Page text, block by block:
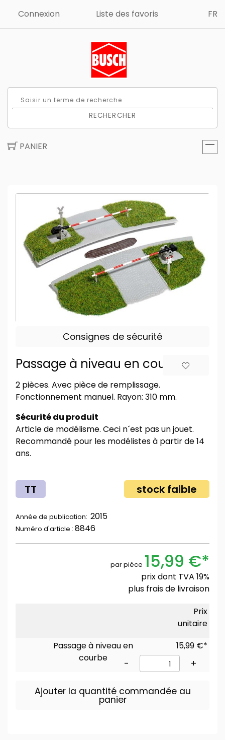
Connexion Liste des favoris FR
RECHERCHER
PANIER
Consignes de sécurité
Passage à niveau en courbe
2 pièces. Avec pièce de remplissage.
Fonctionnement manuel. Rayon: 310 mm.
Sécurité du produit
Article de modélisme. Ceci n´est pas un jouet.
Recommandé pour les modélistes à partir de 14
ans.
TT stock faible
Année de publication: 2015
Numéro d'article : 8846
par pièce 15,99 €*
prix dont TVA 19%
plus frais de livraison
Prix
unitaire
Passage à niveau en
courbe
15,99 €*
- +
Ajouter la quantité commandée au
panier